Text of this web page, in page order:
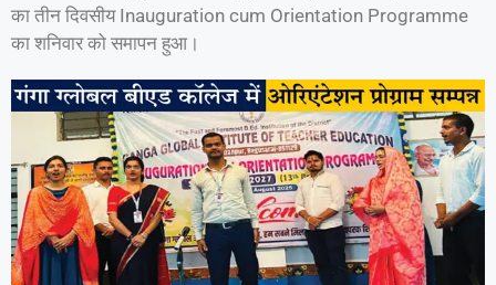
का तीन दिवसीय Inauguration cum Orientation Programme
का शनिवार को समापन हुआ।